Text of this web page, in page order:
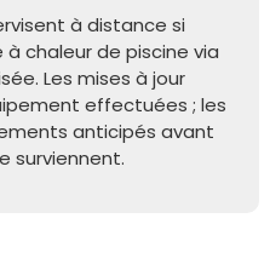
à distance si
chaleur de piscine via
Les mises à jour
effectuées ; les
anticipés avant
surviennent.